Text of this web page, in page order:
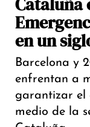
en un
Barcelona y
enfrentan a
garantizar el
medio de la